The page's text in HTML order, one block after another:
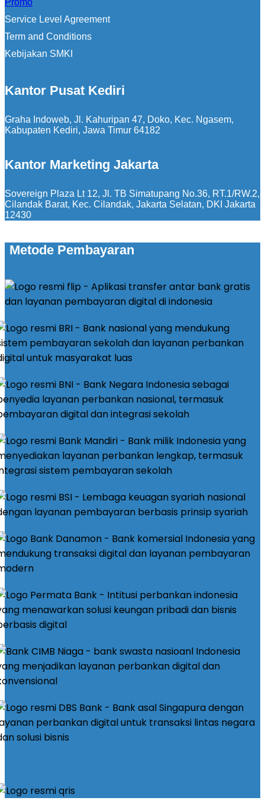
Promo
Service Level Agreement
Term and Conditions
Kebijakan SMKI
Kantor Pusat Kediri
Graha Indoweb, Jl. Kahuripan 47, Doko, Kec. Ngasem,
Kabupaten Kediri, Jawa Timur 64182
Kantor Marketing Jakarta
Sovereign Plaza Lt 12, Jl. TB Simatupang No.36, RT.1/RW.2,
Cilandak Barat, Kec. Cilandak, Jakarta Selatan, DKI Jakarta
12430
Metode Pembayaran